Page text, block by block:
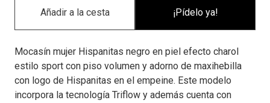
¡Pídelo ya!
Mocasín mujer Hispanitas negro en piel efecto charol
estilo sport con piso volumen y adorno de maxihebilla
con logo de Hispanitas en el empeine. Este modelo
incorpora la tecnología Triflow y además cuenta con